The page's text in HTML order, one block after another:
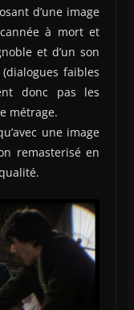
d’une image
à mort et
et d’un son
faibles
donc pas les
métrage.
une image
remasterisé en